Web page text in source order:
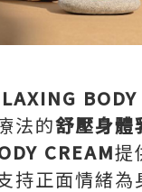
BODY
法的舒壓身體
CREAM提
持正面情緒為